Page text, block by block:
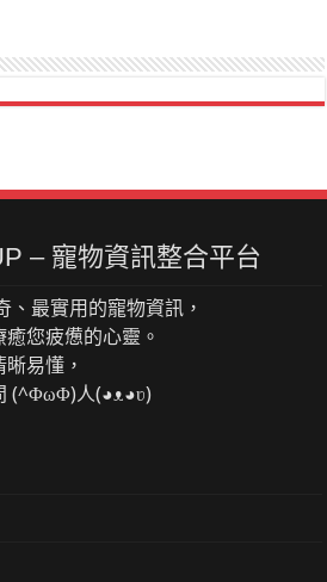
– 寵物資訊整合平台
、最實用的寵物資訊，
您疲憊的心靈。
易懂，
(^ΦωΦ)人(◕ᴥ◕ʋ)